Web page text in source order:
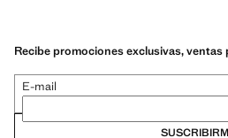
Recibe promociones exclusivas,
E-mail